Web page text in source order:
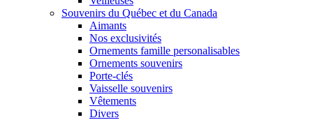
Souvenirs du Québec et du Canada
Aimants
Nos exclusivités
Ornements famille personalisables
Ornements souvenirs
Porte-clés
Vaisselle souvenirs
Vêtements
Divers